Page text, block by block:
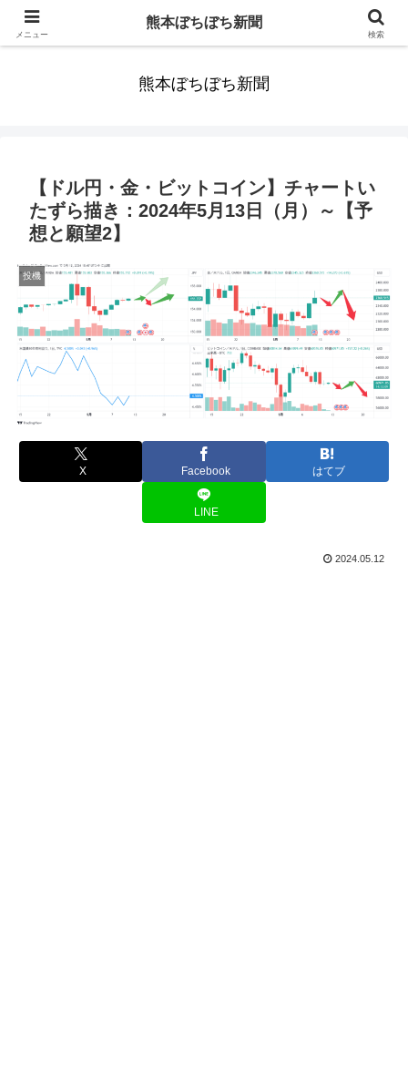
みんなまだ気づかずすごしていたんだわ。ずっといっしょに歩いてゆけるっ
熊本ぼちぼち新聞
【ドル円・金・ビットコイン】チャートい
たずら描き：2024年5月13日（月）～【予
想と願望2】
投機
X Facebook はてブ
LINE
2024.05.12
メニュー
熊本ぼちぼち新聞
検索